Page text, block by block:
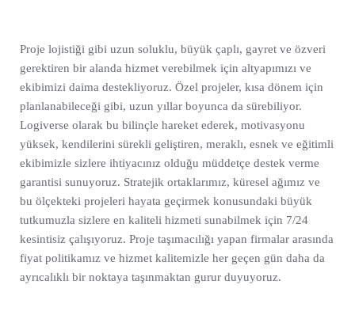
Proje lojistiği gibi uzun soluklu, büyük çaplı, gayret ve özveri
gerektiren bir alanda hizmet verebilmek için altyapımızı ve
ekibimizi daima destekliyoruz. Özel projeler, kısa dönem için
planlanabileceği gibi, uzun yıllar boyunca da sürebiliyor.
Logiverse olarak bu bilinçle hareket ederek, motivasyonu
yüksek, kendilerini sürekli geliştiren, meraklı, esnek ve eğitimli
ekibimizle sizlere ihtiyacınız olduğu müddetçe destek verme
garantisi sunuyoruz. Stratejik ortaklarımız, küresel ağımız ve
bu ölçekteki projeleri hayata geçirmek konusundaki büyük
tutkumuzla sizlere en kaliteli hizmeti sunabilmek için 7/24
kesintisiz çalışıyoruz. Proje taşımacılığı yapan firmalar arasında
fiyat politikamız ve hizmet kalitemizle her geçen gün daha da
ayrıcalıklı bir noktaya taşınmaktan gurur duyuyoruz.